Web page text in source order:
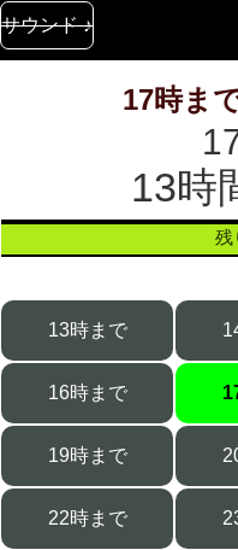
サウンド ♪
17時ま
13時
残
13時まで
16時まで
19時まで
22時まで